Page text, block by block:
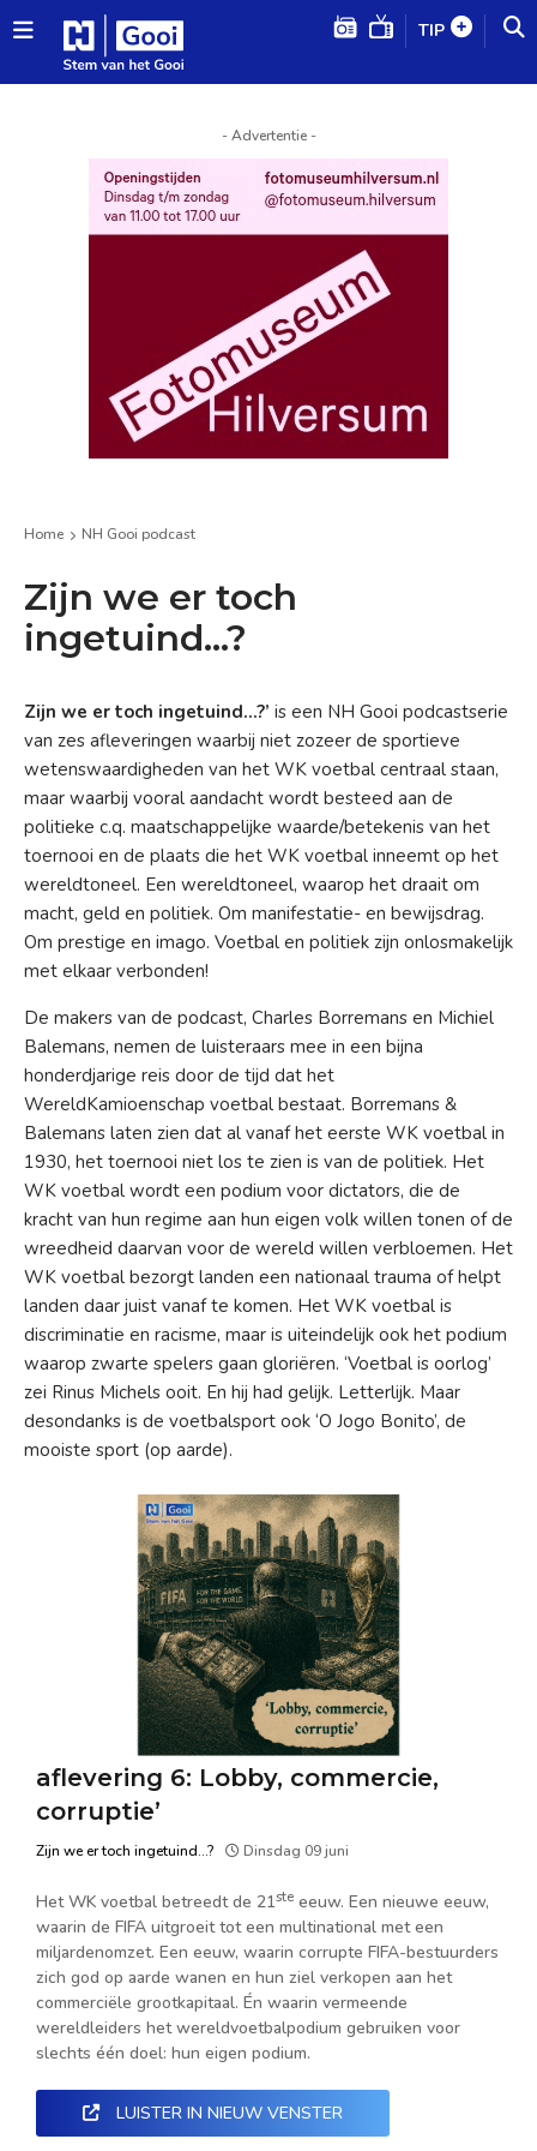
TIP
- Advertentie -
Home NH Gooi podcast
Zijn we er toch
ingetuind...?
Zijn we er toch ingetuind…?’ is een NH Gooi podcastserie
van zes afleveringen waarbij niet zozeer de sportieve
wetenswaardigheden van het WK voetbal centraal staan,
maar waarbij vooral aandacht wordt besteed aan de
politieke c.q. maatschappelijke waarde/betekenis van het
toernooi en de plaats die het WK voetbal inneemt op het
wereldtoneel. Een wereldtoneel, waarop het draait om
macht, geld en politiek. Om manifestatie- en bewijsdrag.
Om prestige en imago. Voetbal en politiek zijn onlosmakelijk
met elkaar verbonden!
De makers van de podcast, Charles Borremans en Michiel
Balemans, nemen de luisteraars mee in een bijna
honderdjarige reis door de tijd dat het
WereldKamioenschap voetbal bestaat. Borremans &
Balemans laten zien dat al vanaf het eerste WK voetbal in
1930, het toernooi niet los te zien is van de politiek. Het
WK voetbal wordt een podium voor dictators, die de
kracht van hun regime aan hun eigen volk willen tonen of de
wreedheid daarvan voor de wereld willen verbloemen. Het
WK voetbal bezorgt landen een nationaal trauma of helpt
landen daar juist vanaf te komen. Het WK voetbal is
discriminatie en racisme, maar is uiteindelijk ook het podium
waarop zwarte spelers gaan gloriëren. ‘Voetbal is oorlog’
zei Rinus Michels ooit. En hij had gelijk. Letterlijk. Maar
desondanks is de voetbalsport ook ‘O Jogo Bonito’, de
mooiste sport (op aarde).
aflevering 6: Lobby, commercie,
corruptie’
Zijn we er toch ingetuind...? Dinsdag 09 juni
Het WK voetbal betreedt de 21ste eeuw. Een nieuwe eeuw,
waarin de FIFA uitgroeit tot een multinational met een
miljardenomzet. Een eeuw, waarin corrupte FIFA-bestuurders
zich god op aarde wanen en hun ziel verkopen aan het
commerciële grootkapitaal. Én waarin vermeende
wereldleiders het wereldvoetbalpodium gebruiken voor
slechts één doel: hun eigen podium.
LUISTER IN NIEUW VENSTER